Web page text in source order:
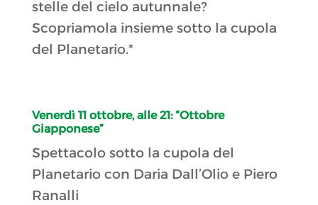
stelle del cielo autunnale?
Scopriamola insieme sotto la cupola
del Planetario.*
Venerdì 11 ottobre, alle 21:“Ottobre
Giapponese”
Spettacolo sotto la cupola del
Planetario con Daria Dall’Olio e Piero
Ranalli